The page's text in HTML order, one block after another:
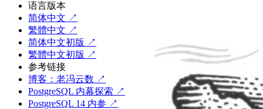
语言版本
简体中文 ↗
繁體中文 ↗
简体中文初版 ↗
繁體中文初版 ↗
参考链接
博客：老冯云数 ↗
PostgreSQL 内幕探索 ↗
PostgreSQL 14 内参 ↗